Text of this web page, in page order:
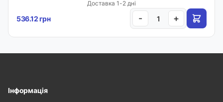
Доставка 1-2 дні
536.12 грн - +
Інформація